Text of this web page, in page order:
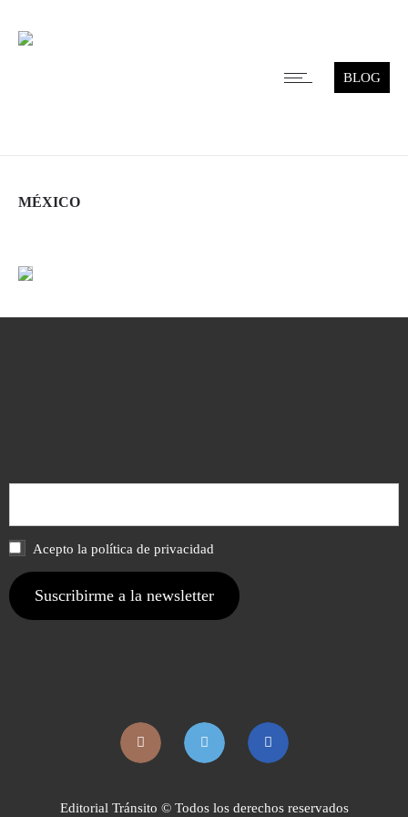
BLOG
MÉXICO
Acepto la política de privacidad
Editorial Tránsito © Todos los derechos reservados